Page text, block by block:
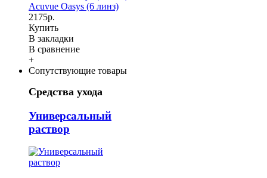
Acuvue Oasys (6 линз)
2175р.
Купить
В закладки
В сравнение
+
Сопутствующие товары
Средства ухода
Универсальный
раствор